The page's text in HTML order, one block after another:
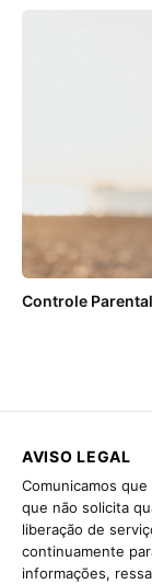
Controle
AVISO LEGAL
Comunicamos que
que não solicita
liberação de
continuamente
informações,